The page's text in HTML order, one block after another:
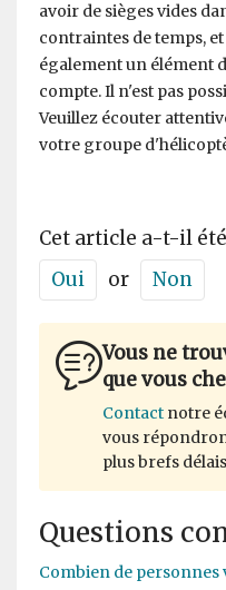
avoir de sièges vides
contraintes de temps,
également un élément
compte. Il n'est pas
Veuillez écouter
votre groupe
Cet article a-t-il
Oui
or Non
Vous ne
que vous
Contact notre
vous
plus brefs
Questions
Combien de